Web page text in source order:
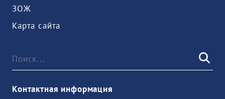
ЗОЖ
Карта сайта
Контактная информация